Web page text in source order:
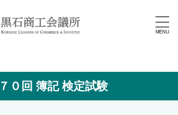
０回 簿記 検定試験